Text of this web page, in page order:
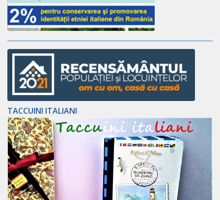
TACCUINI ITALIANI